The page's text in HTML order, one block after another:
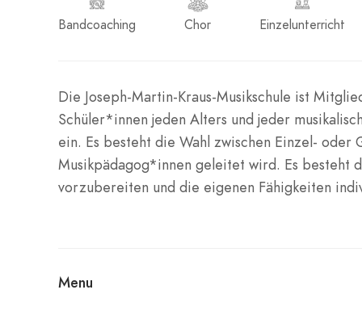
Bandcoaching Chor Einzelunterricht
Die Joseph-Martin-Kraus-Musikschule ist
Schüler*innen jeden Alters und jeder
ein. Es besteht die Wahl zwischen Einzel-
Musikpädagog*innen geleitet wird. Es besteht
vorzubereiten und die eigenen Fähigkeiten
Menu